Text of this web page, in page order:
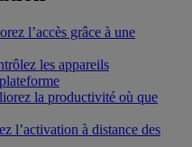
l’accès grâce à une
les appareils
la productivité où que
l’activation à distance des